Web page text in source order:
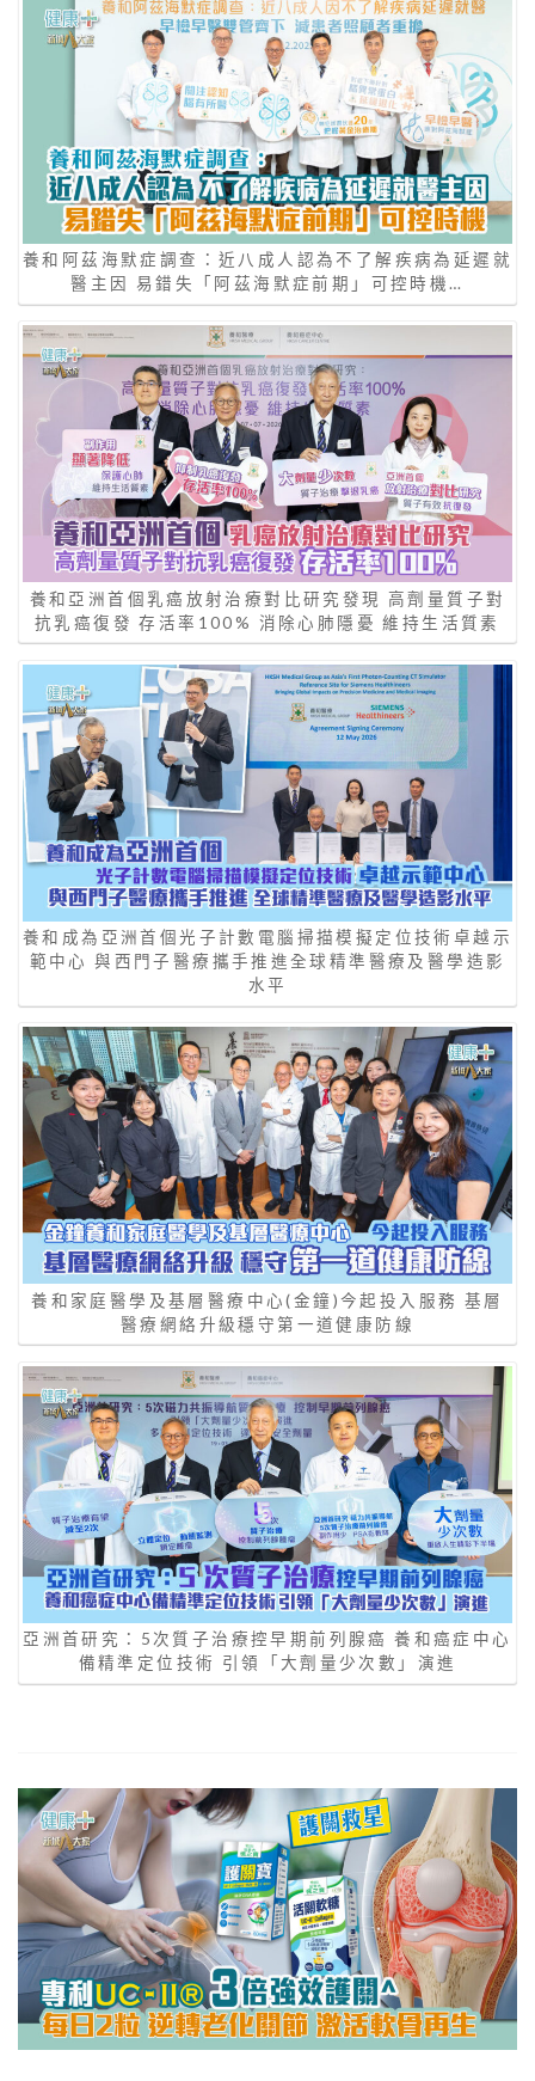
養和阿茲海默症調查：近八成人認為不了解疾病為延遲就
醫主因 易錯失「阿茲海默症前期」可控時機…
養和亞洲首個乳癌放射治療對比研究發現 高劑量質子對
抗乳癌復發 存活率100% 消除心肺隱憂 維持生活質素
養和成為亞洲首個光子計數電腦掃描模擬定位技術卓越示
範中心 與西門子醫療攜手推進全球精準醫療及醫學造影
水平
養和家庭醫學及基層醫療中心(金鐘)今起投入服務 基層
醫療網絡升級穩守第一道健康防線
亞洲首研究：5次質子治療控早期前列腺癌 養和癌症中心
備精準定位技術 引領「大劑量少次數」演進